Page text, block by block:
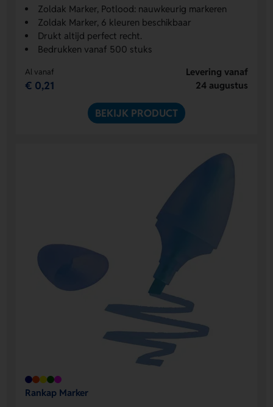
Zoldak Marker, Potlood: nauwkeurig markeren
Zoldak Marker, 6 kleuren beschikbaar
Drukt altijd perfect recht.
Bedrukken vanaf 500 stuks
Al vanaf
€ 0,21
Levering vanaf
24 augustus
BEKIJK PRODUCT
Rankap Marker